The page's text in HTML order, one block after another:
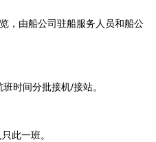
，由船公司驻船服务人员和船公
时间分批接机/接站。
此一班。